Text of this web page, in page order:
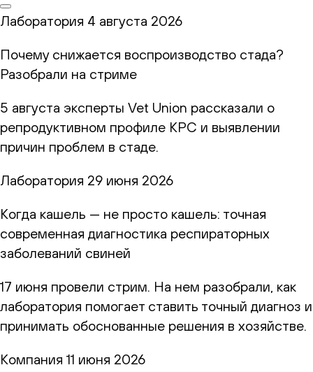
Лаборатория 4 августа 2026
Почему снижается воспроизводство стада?
Разобрали на стриме
5 августа эксперты Vet Union рассказали о
репродуктивном профиле КРС и выявлении
причин проблем в стаде.
Лаборатория 29 июня 2026
Когда кашель — не просто кашель: точная
современная диагностика респираторных
заболеваний свиней
17 июня провели стрим. На нем разобрали, как
лаборатория помогает ставить точный диагноз и
принимать обоснованные решения в хозяйстве.
Компания 11 июня 2026